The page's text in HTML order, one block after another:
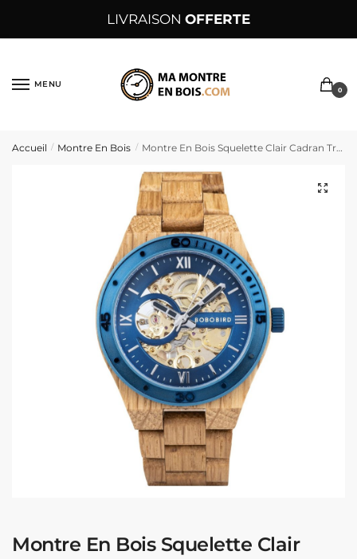
LIVRAISON OFFERTE
MENU
0
Accueil / Montre En Bois / Montre En Bois Squelette Clair Cadran Transparent Lunette Bleue Mécanisme Doré – ScheletroBluChiaro
Montre En Bois Squelette Clair